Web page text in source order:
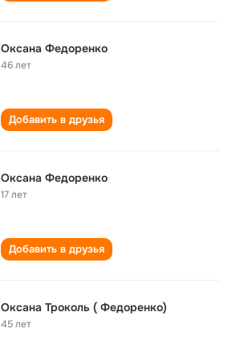
Оксана Федоренко
46 лет
Добавить в друзья
Оксана Федоренко
17 лет
Добавить в друзья
Оксана Троколь ( Федоренко)
45 лет